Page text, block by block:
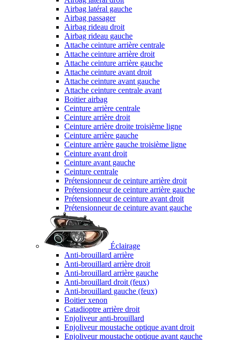
Airbag latéral gauche
Airbag passager
Airbag rideau droit
Airbag rideau gauche
Attache ceinture arrière centrale
Attache ceinture arrière droit
Attache ceinture arrière gauche
Attache ceinture avant droit
Attache ceinture avant gauche
Attache ceinture centrale avant
Boitier airbag
Ceinture arrière centrale
Ceinture arrière droit
Ceinture arrière droite troisième ligne
Ceinture arrière gauche
Ceinture arrière gauche troisième ligne
Ceinture avant droit
Ceinture avant gauche
Ceinture centrale
Prétensionneur de ceinture arrière droit
Prétensionneur de ceinture arrière gauche
Prétensionneur de ceinture avant droit
Prétensionneur de ceinture avant gauche
Éclairage
Anti-brouillard arrière
Anti-brouillard arrière droit
Anti-brouillard arrière gauche
Anti-brouillard droit (feux)
Anti-brouillard gauche (feux)
Boitier xenon
Catadioptre arrière droit
Enjoliveur anti-brouillard
Enjoliveur moustache optique avant droit
Enjoliveur moustache optique avant gauche